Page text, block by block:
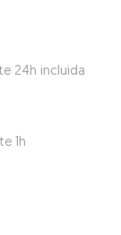
24h incluida
1h